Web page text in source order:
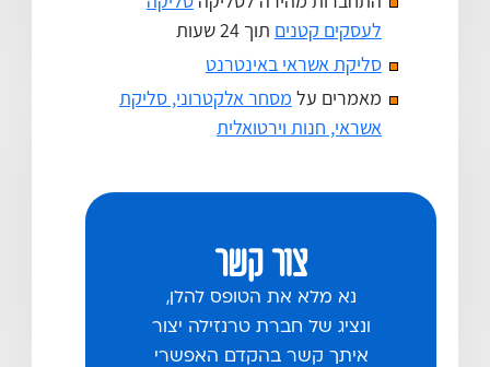
לעסקים קטנים תוך 24 שעות
סליקת אשראי באינטרנט
מאמרים על מסחר אלקטרוני, סליקת
אשראי, חנות וירטואלית
צור קשר
נא מלא את הטופס להלן,
ונציג של חברת טרנזילה יצור
איתך קשר בהקדם האפשרי